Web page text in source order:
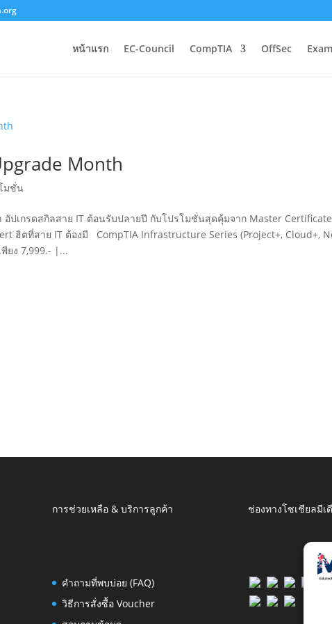
หน้าแรก EC-Council CompTIA OffSec
Month
มชั่น
ปเกรดสกิลสาย IT ต้อนรับปลายปี กับโปรโมชั่นสุดคุ้มจาก Master
ฮิตที่สาย IT ต้องมี CompTIA Infrastructure Series (Project+, Cloud+,
ยง 7,999.- |...
การช่วยเหลือ & บริการลูกค้า
คำถามที่พบบ่อย (FAQ)
วิธีการสั่งซื้อ Voucher
ช่องทางโซเชียลมีเ